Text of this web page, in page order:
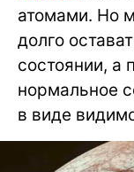
атомами. Но
долго
состоянии, а
нормальное
в виде